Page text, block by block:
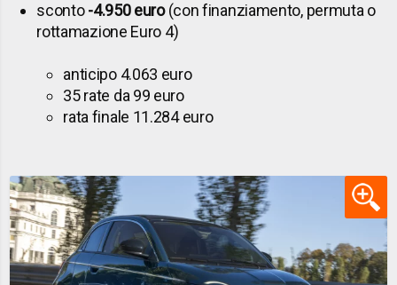
sconto-4.950 euro(con finanziamento, permuta o
rottamazione Euro 4)
anticipo 4.063 euro
35 rate da 99 euro
rata finale 11.284 euro